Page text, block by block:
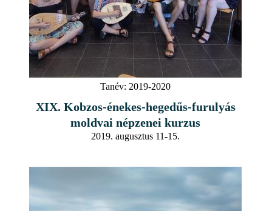
Tanév: 2019-2020
XIX. Kobzos-énekes-hegedűs-furulyás
moldvai népzenei kurzus
2019. augusztus 11-15.